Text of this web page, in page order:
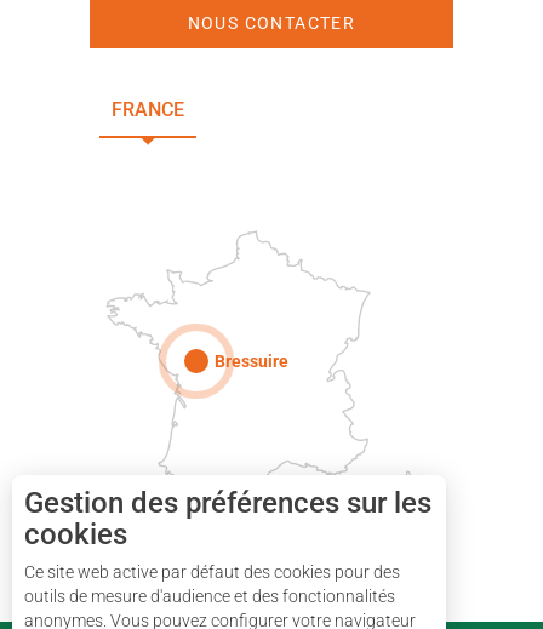
NOUS CONTACTER
FRANCE
Bressuire
Gestion des préférences sur les
cookies
Ce site web active par défaut des cookies pour des
outils de mesure d'audience et des fonctionnalités
anonymes. Vous pouvez configurer votre navigateur